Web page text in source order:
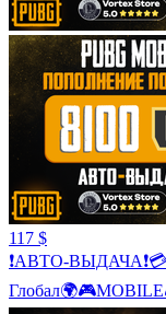
117 $
❗АВТО-